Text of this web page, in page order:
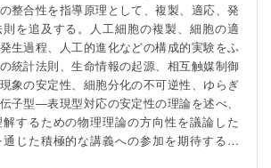
整合性を指導原理として、複製、適応、発
を追及する。人工細胞の複製、細胞の適
生過程、人工的進化などの構成的実験をふ
統計法則、生命情報の起源、相互触媒制御
象の安定性、細胞分化の不可逆性、ゆらぎ
子型―表現型対応の安定性の理論を述べ、
するための物理理論の方向性を議論した
じた積極的な講義への参加を期待する。